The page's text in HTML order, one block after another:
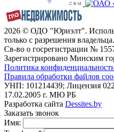
2026 © ОДО "Юриэлт".
только с разрешения владельца.
Св-во о госрегистрации №
Зарегистрировано Минским
Политика
Правила обработки файлов
УНП: 101214439; Лицензия
17.02.2005 г. МЮ РБ
Разработка сайта Dessites.by
Заказать звонок
Имя: